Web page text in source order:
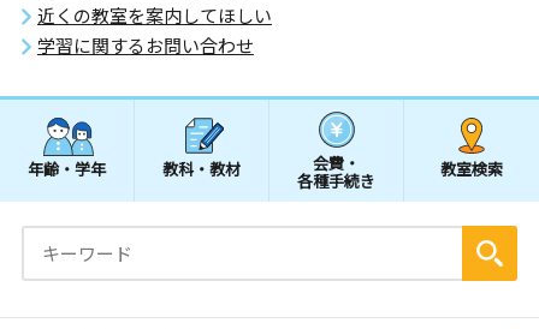
近くの教室を案内してほしい
学習に関するお問い合わせ
年齢・学年 教科・教材 会費・
各種手続き
教室検索